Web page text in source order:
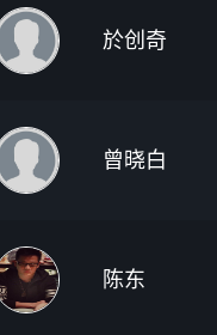
於创奇
曾晓白
陈东